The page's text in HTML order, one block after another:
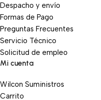
Despacho y envío
Formas de Pago
Preguntas Frecuentes
Servicio Técnico
Solicitud de empleo
Mi cuenta
Wilcon Suministros
Carrito